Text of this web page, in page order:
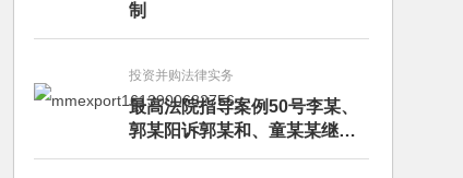
制
投资并购法律实务
最高法院指导案例50号李某、
郭某阳诉郭某和、童某某继承
纠纷案